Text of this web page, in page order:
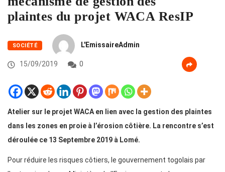
plaintes du projet WACA ResIP
SOCIÉTÉ L'EmissaireAdmin
15/09/2019 0
Atelier sur le projet WACA en lien avec la gestion des plaintes
dans les zones en proie à l’érosion côtière. La rencontre s’est
déroulée ce 13 Septembre 2019 à Lomé.
Pour réduire les risques côtiers, le gouvernement togolais par